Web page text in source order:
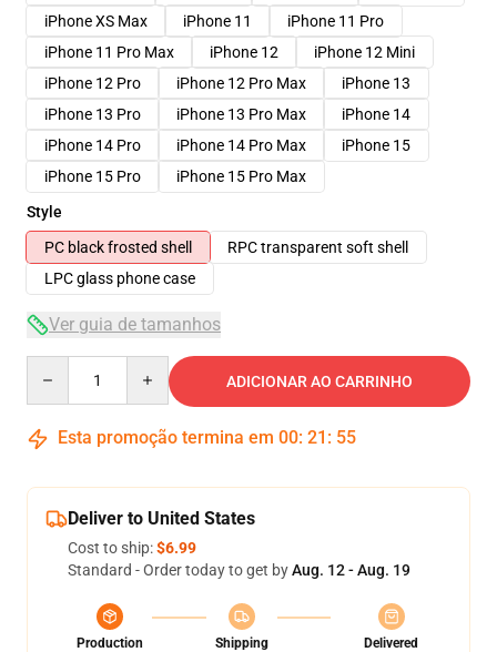
iPhone XS Max
iPhone 11
iPhone 11 Pro
iPhone 11 Pro Max
iPhone 12
iPhone 12 Mini
iPhone 12 Pro
iPhone 12 Pro Max
iPhone 13
iPhone 13 Pro
iPhone 13 Pro Max
iPhone 14
iPhone 14 Pro
iPhone 14 Pro Max
iPhone 15
iPhone 15 Pro
iPhone 15 Pro Max
Style
PC black frosted shell
RPC transparent soft shell
LPC glass phone case
Ver guia de tamanhos
ADICIONAR AO CARRINHO
Esta promoção termina em 00: 21 : 54
Deliver to United States
Cost to ship:$6.99
Standard - Order today to get byAug. 12 - Aug. 19
Production
Shipping
Delivered